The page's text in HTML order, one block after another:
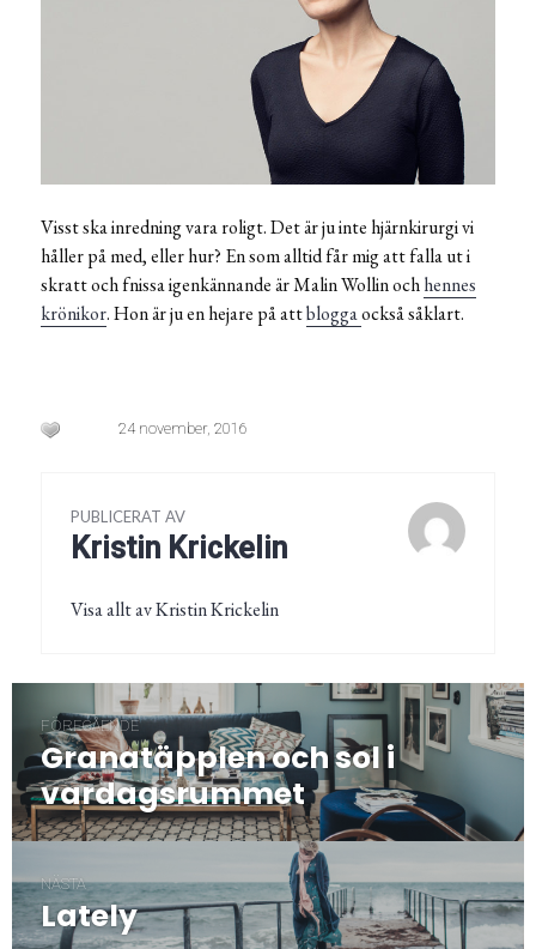
Visst ska inredning vara roligt. Det är ju inte hjärnkirurgi vi
håller på med, eller hur? En som alltid får mig att falla ut i
skratt och fnissa igenkännande är Malin Wollin ochhennes
krönikor. Hon är ju en hejare på attbloggaockså såklart.
24 november, 2016
PUBLICERAT AV
Kristin Krickelin
Visa allt av Kristin Krickelin
Inläggsnavigering
FÖREGÅENDE
Föregående
post:
Granatäpplen och sol i
vardagsrummet
NÄSTA
Nästa
post:
Lately